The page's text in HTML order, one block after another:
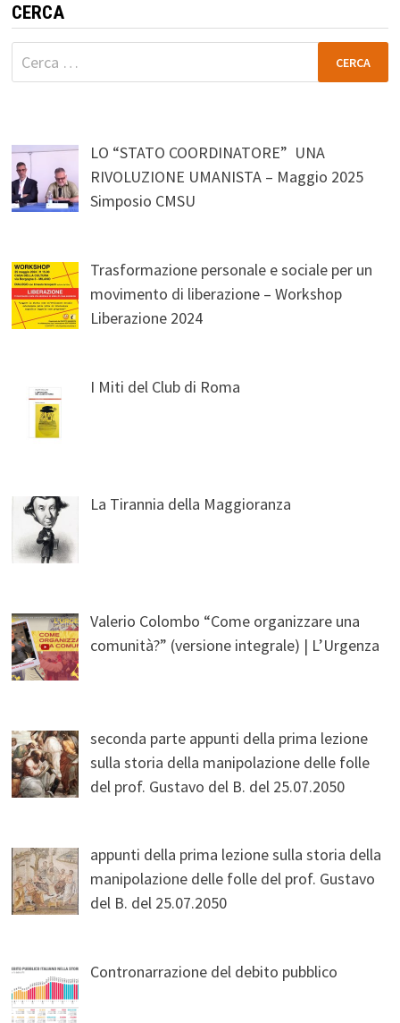
CERCA
Ricerca
per:
LO “STATO COORDINATORE” UNA
RIVOLUZIONE UMANISTA – Maggio 2025
Simposio CMSU
Trasformazione personale e sociale per un
movimento di liberazione – Workshop
Liberazione 2024
I Miti del Club di Roma
La Tirannia della Maggioranza
Valerio Colombo “Come organizzare una
comunità?” (versione integrale) | L’Urgenza
seconda parte appunti della prima lezione
sulla storia della manipolazione delle folle
del prof. Gustavo del B. del 25.07.2050
appunti della prima lezione sulla storia della
manipolazione delle folle del prof. Gustavo
del B. del 25.07.2050
Contronarrazione del debito pubblico